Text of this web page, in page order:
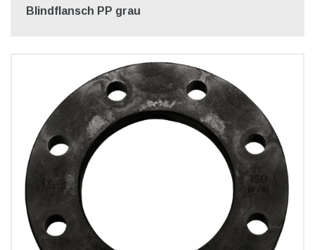
Blindflansch PP grau